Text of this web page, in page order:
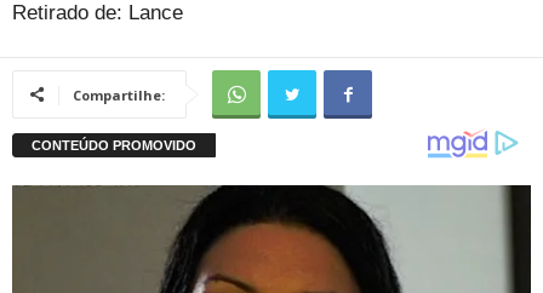
Retirado de: Lance
Compartilhe: